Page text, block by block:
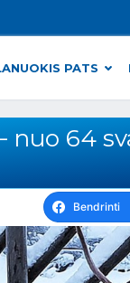
PATS
nuo 64
Bendrinti